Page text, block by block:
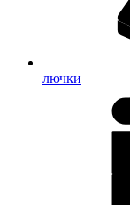
лючки